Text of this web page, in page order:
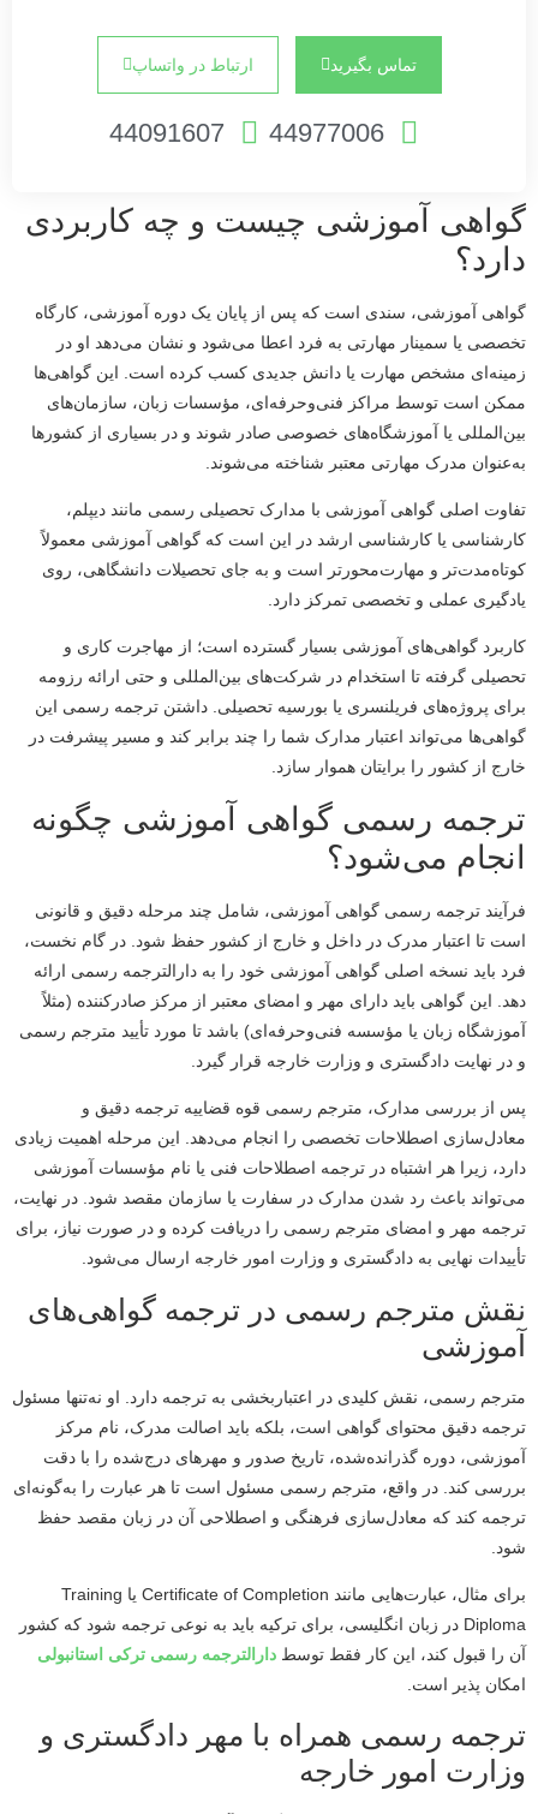
تماس بگیرید ارتباط در واتساپ
44977006
44091607
گواهی آموزشی چیست و چه کاربردی
دارد؟
گواهی آموزشی، سندی است که پس از پایان یک دوره آموزشی، کارگاه
تخصصی یا سمینار مهارتی به فرد اعطا می‌شود و نشان می‌دهد او در
زمینه‌ای مشخص مهارت یا دانش جدیدی کسب کرده است. این گواهی‌ها
ممکن است توسط مراکز فنی‌وحرفه‌ای، مؤسسات زبان، سازمان‌های
بین‌المللی یا آموزشگاه‌های خصوصی صادر شوند و در بسیاری از کشورها
به‌عنوان مدرک مهارتی معتبر شناخته می‌شوند.
تفاوت اصلی گواهی آموزشی با مدارک تحصیلی رسمی مانند دیپلم،
کارشناسی یا کارشناسی ارشد در این است که گواهی آموزشی معمولاً
کوتاه‌مدت‌تر و مهارت‌محورتر است و به جای تحصیلات دانشگاهی، روی
یادگیری عملی و تخصصی تمرکز دارد.
کاربرد گواهی‌های آموزشی بسیار گسترده است؛ از مهاجرت کاری و
تحصیلی گرفته تا استخدام در شرکت‌های بین‌المللی و حتی ارائه رزومه
برای پروژه‌های فریلنسری یا بورسیه تحصیلی. داشتن ترجمه رسمی این
گواهی‌ها می‌تواند اعتبار مدارک شما را چند برابر کند و مسیر پیشرفت در
خارج از کشور را برایتان هموار سازد.
ترجمه رسمی گواهی آموزشی چگونه
انجام می‌شود؟
فرآیند ترجمه رسمی گواهی آموزشی، شامل چند مرحله دقیق و قانونی
است تا اعتبار مدرک در داخل و خارج از کشور حفظ شود. در گام نخست،
فرد باید نسخه اصلی گواهی آموزشی خود را به دارالترجمه رسمی ارائه
دهد. این گواهی باید دارای مهر و امضای معتبر از مرکز صادرکننده (مثلاً
آموزشگاه زبان یا مؤسسه فنی‌وحرفه‌ای) باشد تا مورد تأیید مترجم رسمی
و در نهایت دادگستری و وزارت خارجه قرار گیرد.
پس از بررسی مدارک، مترجم رسمی قوه قضاییه ترجمه دقیق و
معادل‌سازی اصطلاحات تخصصی را انجام می‌دهد. این مرحله اهمیت زیادی
دارد، زیرا هر اشتباه در ترجمه اصطلاحات فنی یا نام مؤسسات آموزشی
می‌تواند باعث رد شدن مدارک در سفارت یا سازمان مقصد شود. در نهایت،
ترجمه مهر و امضای مترجم رسمی را دریافت کرده و در صورت نیاز، برای
تأییدات نهایی به دادگستری و وزارت امور خارجه ارسال می‌شود.
نقش مترجم رسمی در ترجمه گواهی‌های
آموزشی
مترجم رسمی، نقش کلیدی در اعتباربخشی به ترجمه دارد. او نه‌تنها مسئول
ترجمه دقیق محتوای گواهی است، بلکه باید اصالت مدرک، نام مرکز
آموزشی، دوره گذرانده‌شده، تاریخ صدور و مهرهای درج‌شده را با دقت
بررسی کند. در واقع، مترجم رسمی مسئول است تا هر عبارت را به‌گونه‌ای
ترجمه کند که معادل‌سازی فرهنگی و اصطلاحی آن در زبان مقصد حفظ
شود.
برای مثال، عبارت‌هایی مانند Certificate of Completion یا Training
Diploma در زبان انگلیسی، برای ترکیه باید به نوعی ترجمه شود که کشور
آن را قبول کند، این کار فقط توسط دارالترجمه رسمی ترکی استانبولی
امکان پذیر است.
ترجمه رسمی همراه با مهر دادگستری و
وزارت امور خارجه